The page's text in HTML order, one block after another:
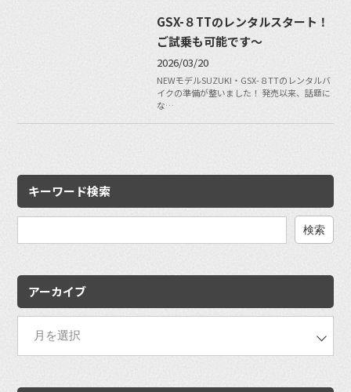
GSX-８TTのレンタルスタート！
ご試乗も可能です〜
2026/03/20
NEWモデルSUZUKI・GSX-８TTのレンタルバ
イクの準備が整いました！ 発売以来、話題に
な…
キーワード検索
アーカイブ